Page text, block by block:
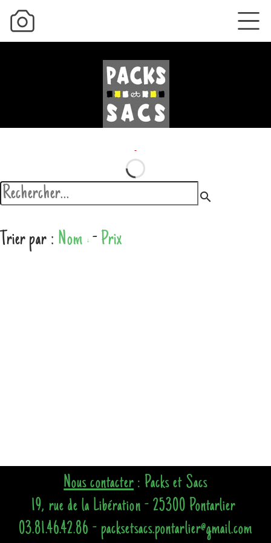
search
Trier par : Nom - Prix
Nous contacter: Packs et Sacs
19, rue de la Libération - 25300 Pontarlier
03.81.46.42.86 - packsetsacs.pontarlier@gmail.com